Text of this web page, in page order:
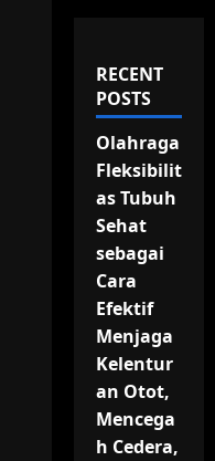
RECENT
POSTS
Olahraga
Fleksibilit
as Tubuh
Sehat
sebagai
Cara
Efektif
Menjaga
Kelentur
an Otot,
Mencega
h Cedera,